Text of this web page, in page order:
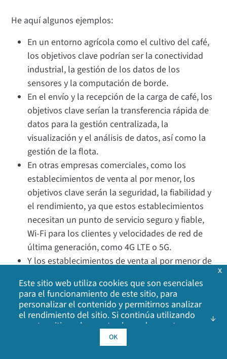
He aquí algunos ejemplos:
En un entorno agrícola como el cultivo del café,
los objetivos clave podrían ser la conectividad
industrial, la gestión de los datos de los
sensores y la computación de borde.
En el envío y la recepción de la carga de café, los
objetivos clave serían la transferencia rápida de
datos para la gestión centralizada, la
visualización y el análisis de datos, así como la
gestión de la flota.
En otras empresas comerciales, como los
establecimientos de venta al por menor, los
objetivos clave serán la seguridad, la fiabilidad y
el rendimiento, ya que estos establecimientos
necesitan un punto de servicio seguro y fiable,
Wi-Fi para los clientes y velocidades de red de
última generación, como 4G LTE o 5G.
Y los establecimientos de venta al por menor de
rápido y preciso de la temperatura para la
elaboración de informes y el cumplimiento de la
normativa.
Digi apoya toda la gama de objetivos, con su amplio
Este sitio web utiliza cookies que son esenciales
para el funcionamiento de este sitio, para
personalizar el contenido y permitirnos analizar
el rendimiento del sitio. Si continúa utilizando
nuestro sitio web, acepta el uso de nuestras
cookies. Haga clic en Aceptar para indicar que
política de cookies
OK
x